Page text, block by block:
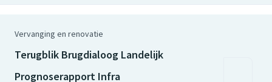
Vervanging en renovatie
Terugblik Brugdialoog Landelijk
Prognoserapport Infra